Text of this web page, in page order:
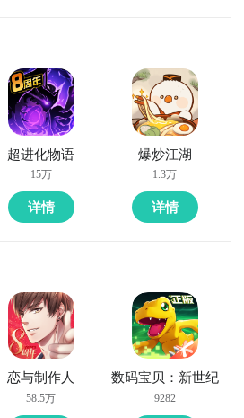
超进化物语
15万
详情
爆炒江湖
1.3万
详情
恋与制作人
58.5万
数码宝贝：新世纪
9282